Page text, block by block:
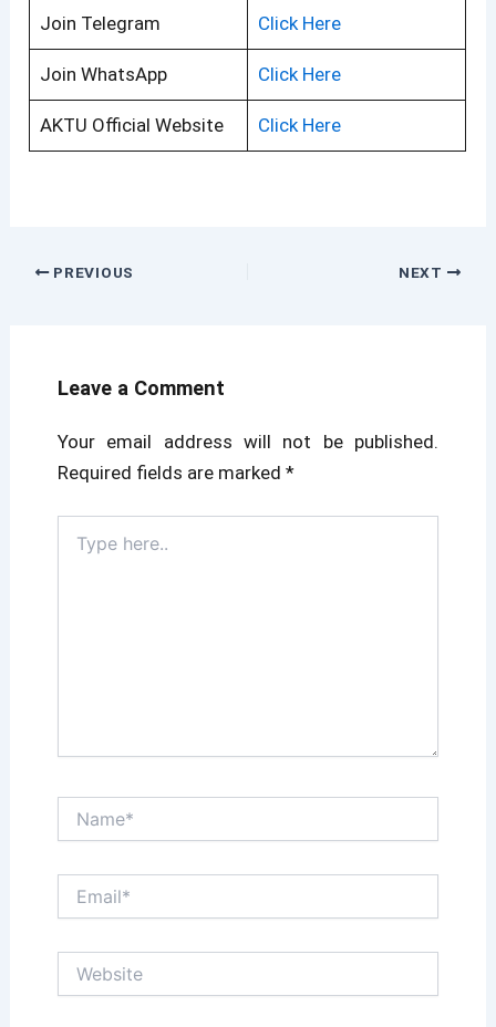
Join Telegram Click Here
Join WhatsApp Click Here
AKTU Official Website Click Here
PREVIOUS NEXT
Leave a Comment
Your email address will not be published.
Required fields are marked *
here..